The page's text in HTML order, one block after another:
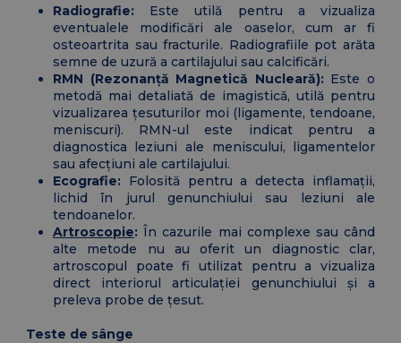
Radiografie: Este utilă pentru a vizualiza
eventualele modificări ale oaselor, cum ar fi
osteoartrita sau fracturile. Radiografiile pot arăta
semne de uzură a cartilajului sau calcificări.
RMN (Rezonanță Magnetică Nucleară): Este o
metodă mai detaliată de imagistică, utilă pentru
vizualizarea țesuturilor moi (ligamente, tendoane,
meniscuri). RMN-ul este indicat pentru a
diagnostica leziuni ale meniscului, ligamentelor
sau afecțiuni ale cartilajului.
Ecografie: Folosită pentru a detecta inflamații,
lichid în jurul genunchiului sau leziuni ale
tendoanelor.
Artroscopie: În cazurile mai complexe sau când
alte metode nu au oferit un diagnostic clar,
artroscopul poate fi utilizat pentru a vizualiza
direct interiorul articulației genunchiului și a
preleva probe de țesut.
Teste de sânge